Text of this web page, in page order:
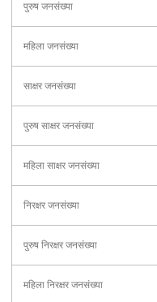
पुरुष जनसंख्या
महिला जनसंख्या
साक्षर जनसंख्या
पुरुष साक्षर जनसंख्या
महिला साक्षर जनसंख्या
निरक्षर जनसंख्या
पुरुष निरक्षर जनसंख्या
महिला निरक्षर जनसंख्या